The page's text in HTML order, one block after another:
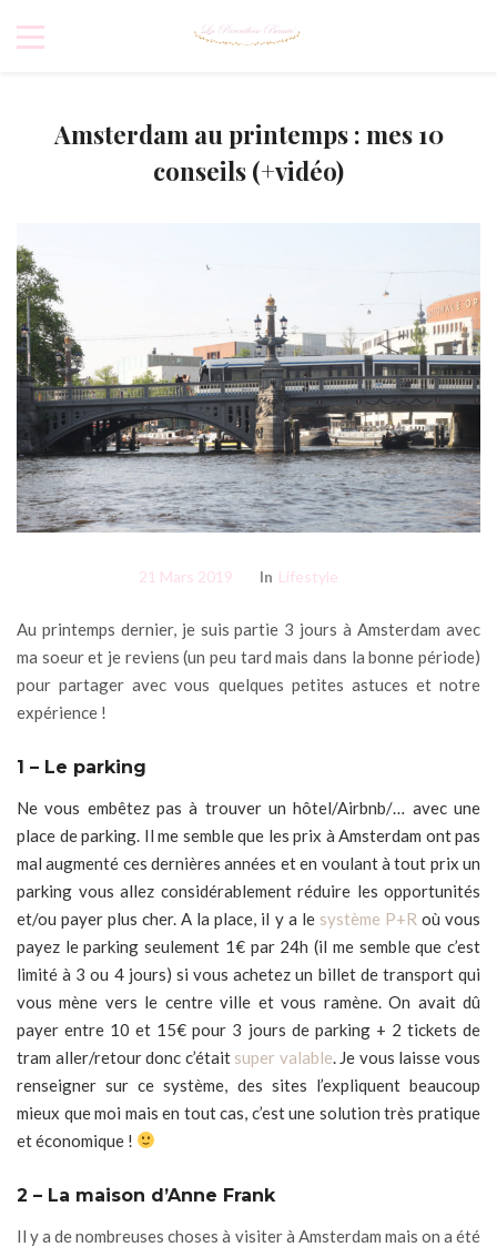
Amsterdam au printemps : mes 10
conseils (+vidéo)
21 Mars 2019 In Lifestyle
Au printemps dernier, je suis partie 3 jours à Amsterdam avec
ma soeur et je reviens (un peu tard mais dans la bonne période)
pour partager avec vous quelques petites astuces et notre
expérience !
1 – Le parking
Ne vous embêtez pas à trouver un hôtel/Airbnb/… avec une
place de parking. Il me semble que les prix à Amsterdam ont pas
mal augmenté ces dernières années et en voulant à tout prix un
parking vous allez considérablement réduire les opportunités
et/ou payer plus cher. A la place, il y a le système P+R où vous
payez le parking seulement 1€ par 24h (il me semble que c’est
limité à 3 ou 4 jours) si vous achetez un billet de transport qui
vous mène vers le centre ville et vous ramène. On avait dû
payer entre 10 et 15€ pour 3 jours de parking + 2 tickets de
tram aller/retour donc c’était super valable. Je vous laisse vous
renseigner sur ce système, des sites l’expliquent beaucoup
mieux que moi mais en tout cas, c’est une solution très pratique
et économique !
2 – La maison d’Anne Frank
Il y a de nombreuses choses à visiter à Amsterdam mais on a été